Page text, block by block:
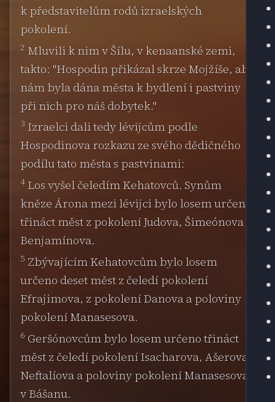
k představitelům rodů izraelských
pokolení.
2 Mluvili k nim v Šílu, v kenaanské zemi,
takto: "Hospodin přikázal skrze Mojžíše, aby
nám byla dána města k bydlení i pastviny
při nich pro náš dobytek."
3 Izraelci dali tedy lévijcům podle
Hospodinova rozkazu ze svého dědičného
podílu tato města s pastvinami:
4 Los vyšel čeledím Kehatovců. Synům
kněze Árona mezi lévijci bylo losem určeno
třináct měst z pokolení Judova, Šimeónova a
Benjamínova.
5 Zbývajícím Kehatovcům bylo losem
určeno deset měst z čeledí pokolení
Efrajimova, z pokolení Danova a poloviny
pokolení Manasesova.
6 Geršónovcům bylo losem určeno třináct
měst z čeledí pokolení Isacharova, Ašerova,
Neftalíova a poloviny pokolení Manasesova
v Bášanu.